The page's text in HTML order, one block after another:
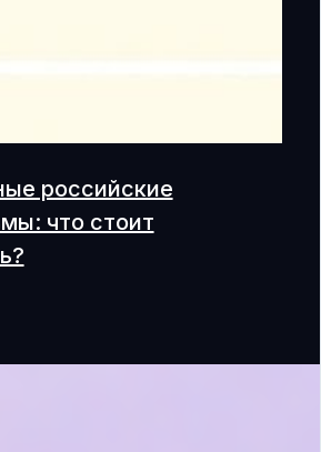
российские
что стоит